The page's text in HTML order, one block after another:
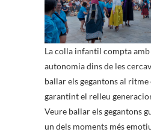
La colla infantil compta
autonomia dins de les
ballar els gegantons al ritme
garantint el relleu
Veure ballar els gegantons
un dels moments més